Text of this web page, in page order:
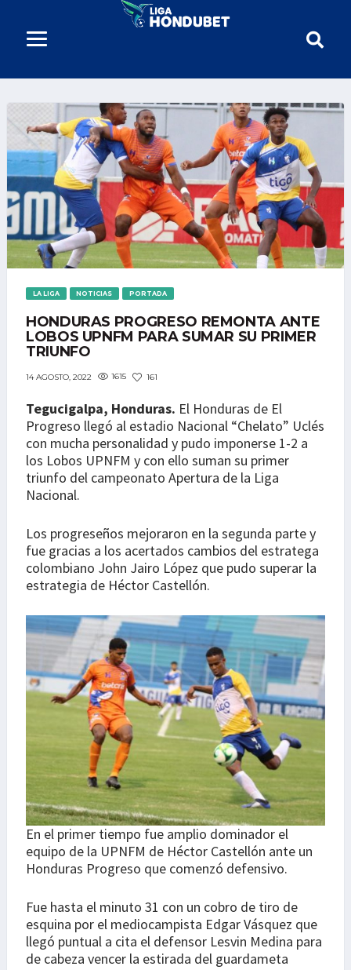
LA LIGA NOTICIAS PORTADA
HONDURAS PROGRESO REMONTA ANTE
LOBOS UPNFM PARA SUMAR SU PRIMER
TRIUNFO
14 AGOSTO, 2022 1615 161
Tegucigalpa, Honduras. El Honduras de El
Progreso llegó al estadio Nacional “Chelato” Uclés
con mucha personalidad y pudo imponerse 1-2 a
los Lobos UPNFM y con ello suman su primer
triunfo del campeonato Apertura de la Liga
Nacional.
Los progreseños mejoraron en la segunda parte y
fue gracias a los acertados cambios del estratega
colombiano John Jairo López que pudo superar la
estrategia de Héctor Castellón.
En el primer tiempo fue amplio dominador el
equipo de la UPNFM de Héctor Castellón ante un
Honduras Progreso que comenzó defensivo.
Fue hasta el minuto 31 con un cobro de tiro de
esquina por el mediocampista Edgar Vásquez que
llegó puntual a cita el defensor Lesvin Medina para
de cabeza vencer la estirada del guardameta